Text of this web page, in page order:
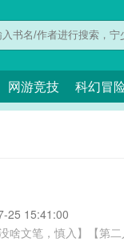
网游竞技 科幻冒
25 15:41:00
啥文笔，慎入】【第